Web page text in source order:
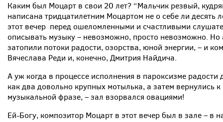
Каким был Моцарт в свои 20 лет? “Мальчик резвый,
написана тридцатилетним Моцартом не о себе ли десять
этот вечер перед ошеломленными и счастливыми
описывать музыку – невозможно, просто невозможно.
затопили потоки радости, озорства, юной энергии, – и
Вячеслава Реди и, конечно, Дмитрия Найдича.
А уж когда в процессе исполнения в пароксизме
как два довольно крупных мотылька, а затем вернулись
музыкальной фразе, – зал взорвался овациями!
Ей-Богу, композитор Моцарт в этот вечер был в зале – в